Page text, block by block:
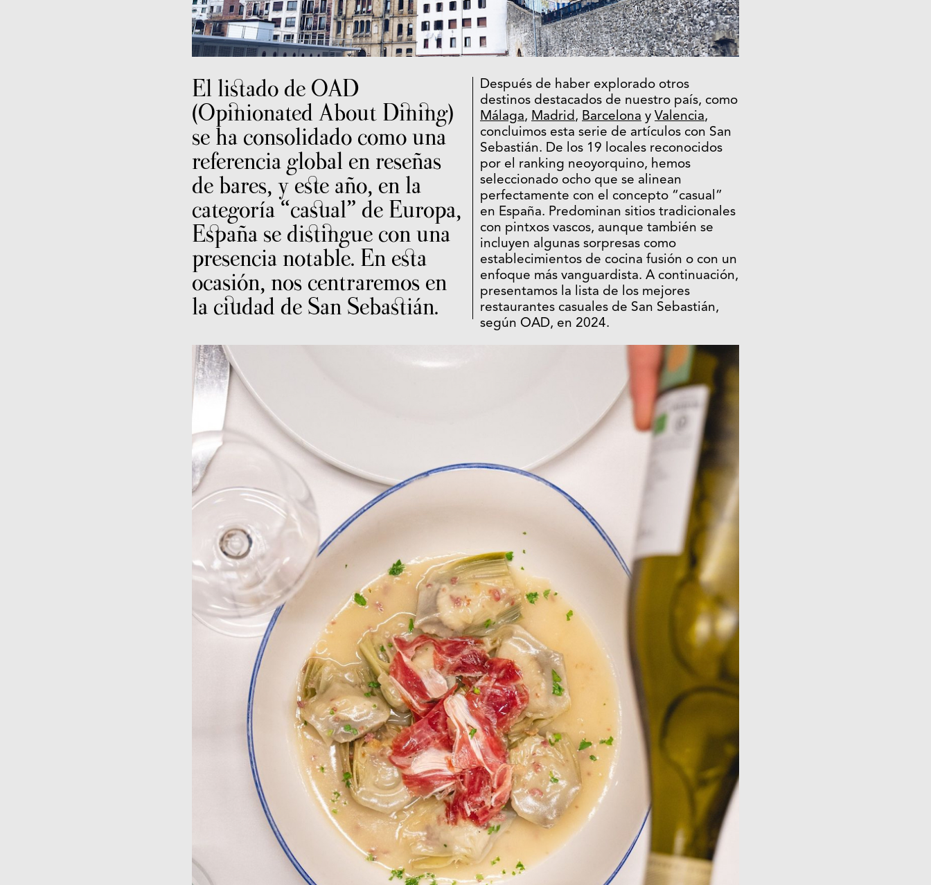
El listado de OAD
(Opinionated About Dining)
se ha consolidado como una
referencia global en reseñas
de bares, y este año, en la
categoría “casual” de Europa,
España se distingue con una
presencia notable. En esta
ocasión, nos centraremos en
la ciudad de San Sebastián.
Después de haber explorado otros
destinos destacados de nuestro país, como
Málaga, Madrid, Barcelona y Valencia,
concluimos esta serie de artículos con San
Sebastián. De los 19 locales reconocidos
por el ranking neoyorquino, hemos
seleccionado ocho que se alinean
perfectamente con el concepto “casual”
en España. Predominan sitios tradicionales
con pintxos vascos, aunque también se
incluyen algunas sorpresas como
establecimientos de cocina fusión o con un
enfoque más vanguardista. A continuación,
presentamos la lista de los mejores
restaurantes casuales de San Sebastián,
según OAD, en 2024.